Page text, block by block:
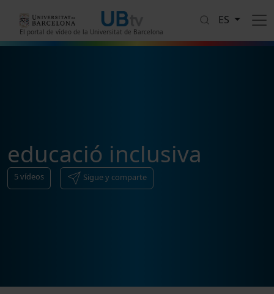
El portal de vídeo de la Universitat de Barcelona
ES
educació inclusiva
5vídeos Sigue y comparte